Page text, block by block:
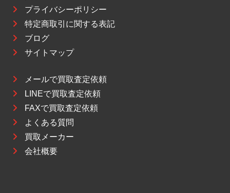
プライバシーポリシー
特定商取引に関する表記
ブログ
サイトマップ
メールで買取査定依頼
LINEで買取査定依頼
FAXで買取査定依頼
よくある質問
買取メーカー
会社概要